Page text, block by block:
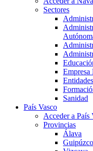
Sectores
Empresa
Sanidad
País Vasco
Acceder a País
Provincias
Álava